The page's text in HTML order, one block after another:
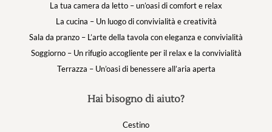
Hai bisogno di aiuto?
Cestino
La tua camera da letto – un’oasi di comfort e relax
La cucina – Un luogo di convivialità e creatività
Sala da pranzo – L’arte della tavola con eleganza e convivialità
Soggiorno – Un rifugio accogliente per il relax e la convivialità
Terrazza – Un’oasi di benessere all’aria aperta